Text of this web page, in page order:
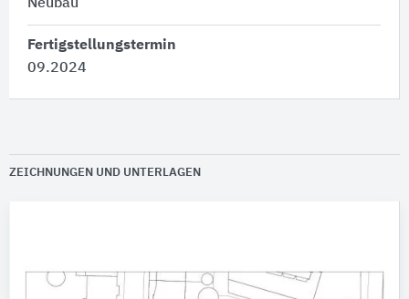
Neubau
Fertigstellungstermin
09.2024
ZEICHNUNGEN UND UNTERLAGEN